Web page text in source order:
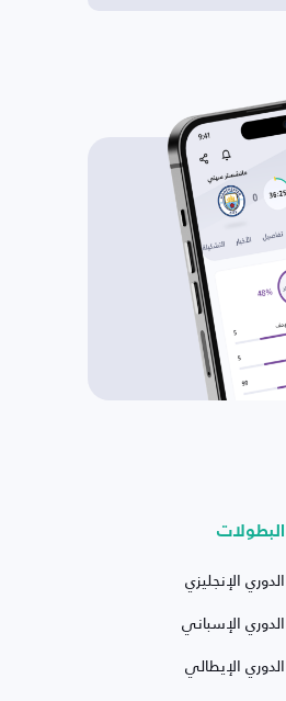
البطولات
الدوري الإنجليزي
الدوري الإسباني
الدوري الإيطالي